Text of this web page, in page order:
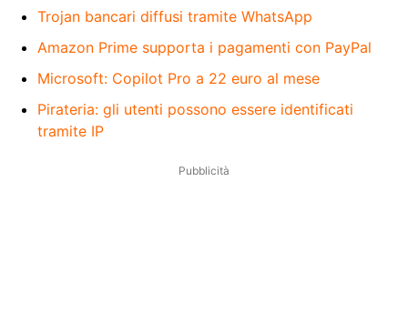
Trojan bancari diffusi tramite WhatsApp
Amazon Prime supporta i pagamenti con PayPal
Microsoft: Copilot Pro a 22 euro al mese
Pirateria: gli utenti possono essere identificati
tramite IP
Pubblicità